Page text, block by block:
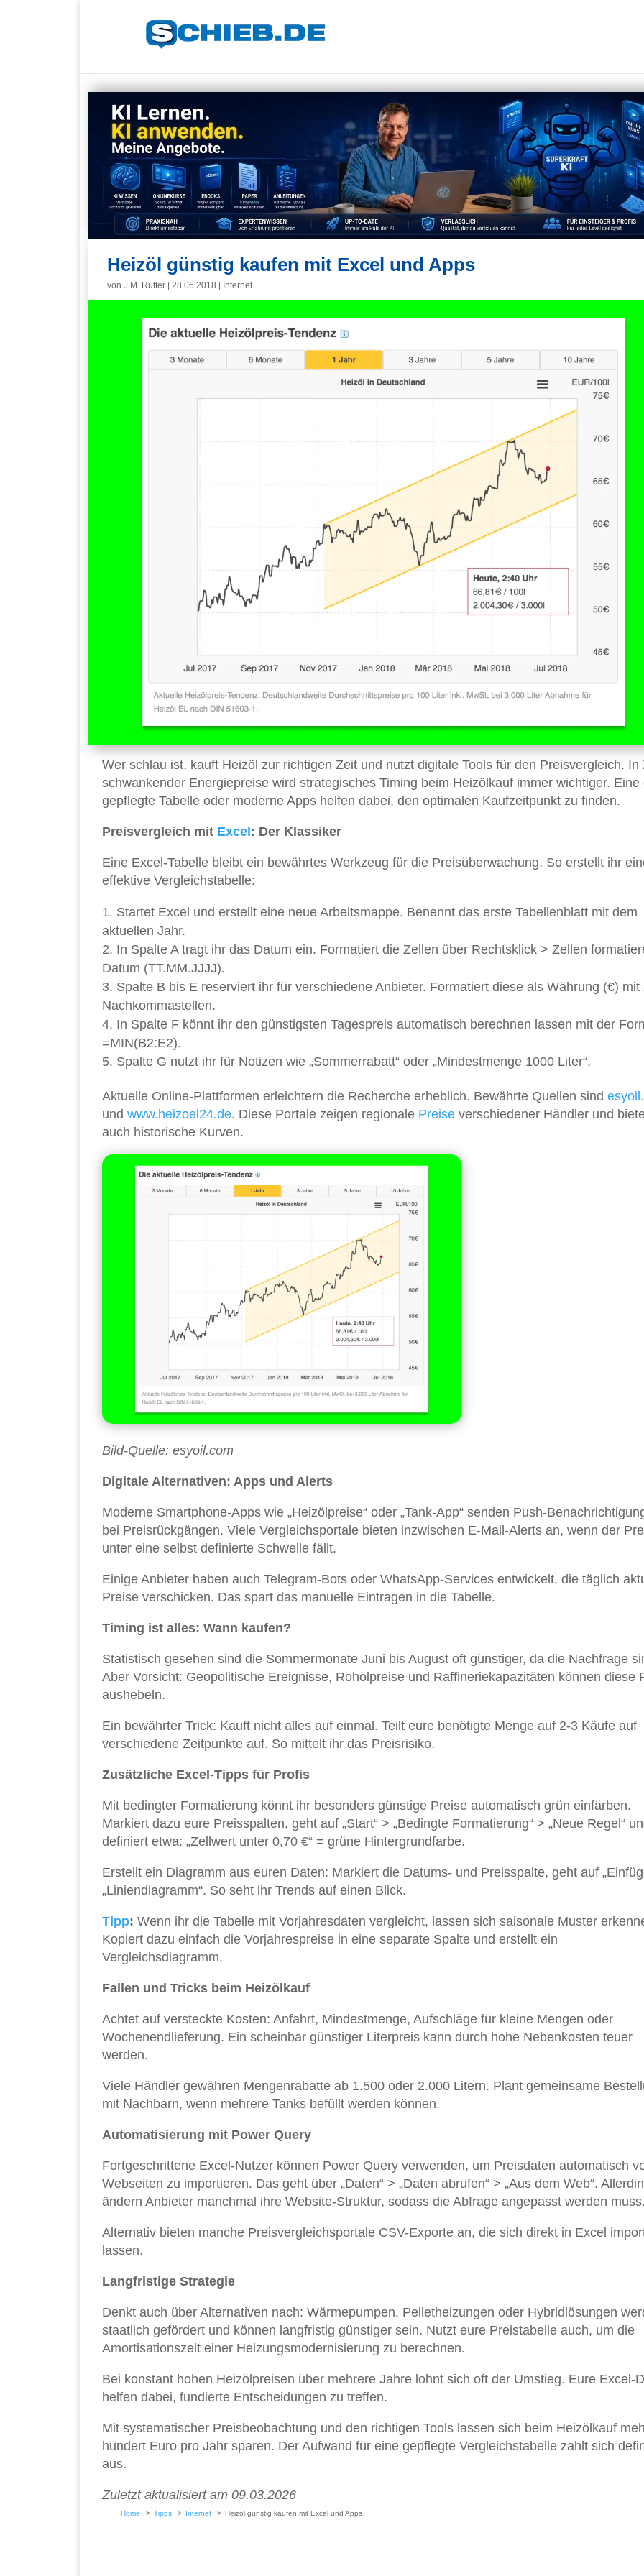
Heizöl günstig kaufen mit Excel und Apps
von J.M. Rütter 28.06.2018 Internet
Wer schlau ist, kauft Heizöl zur richtigen Zeit und nutzt digitale Tools für den Preisvergleich. In
schwankender Energiepreise wird strategisches Timing beim Heizölkauf immer wichtiger. Eine
gepflegte Tabelle oder moderne Apps helfen dabei, den optimalen Kaufzeitpunkt zu finden.
Preisvergleich mit Excel : Der Klassiker
Eine Excel-Tabelle bleibt ein bewährtes Werkzeug für die Preisüberwachung. So erstellt ihr
effektive Vergleichstabelle:
Startet Excel und erstellt eine neue Arbeitsmappe. Benennt das erste Tabellenblatt mit dem
aktuellen Jahr.
In Spalte A tragt ihr das Datum ein. Formatiert die Zellen über Rechtsklick > Zellen
Datum (TT.MM.JJJJ).
Spalte B bis E reserviert ihr für verschiedene Anbieter. Formatiert diese als Währung (€) mit
Nachkommastellen.
In Spalte F könnt ihr den günstigsten Tagespreis automatisch berechnen lassen mit der
=MIN(B2:E2).
Spalte G nutzt ihr für Notizen wie „Sommerrabatt“ oder „Mindestmenge 1000 Liter“.
Aktuelle Online-Plattformen erleichtern die Recherche erheblich. Bewährte Quellen sind
und www.heizoel24.de. Diese Portale zeigen regionale Preise verschiedener Händler und
auch historische Kurven.
Bild-Quelle: esyoil.com
Digitale Alternativen: Apps und Alerts
Moderne Smartphone-Apps wie „Heizölpreise“ oder „Tank-App“ senden Push-
bei Preisrückgängen. Viele Vergleichsportale bieten inzwischen E-Mail-Alerts an, wenn der
unter eine selbst definierte Schwelle fällt.
Einige Anbieter haben auch Telegram-Bots oder WhatsApp-Services entwickelt, die täglich
Preise verschicken. Das spart das manuelle Eintragen in die Tabelle.
Timing ist alles: Wann kaufen?
Statistisch gesehen sind die Sommermonate Juni bis August oft günstiger, da die Nachfrage
Aber Vorsicht: Geopolitische Ereignisse, Rohölpreise und Raffineriekapazitäten können diese
aushebeln.
Ein bewährter Trick: Kauft nicht alles auf einmal. Teilt eure benötigte Menge auf 2-3 Käufe auf
verschiedene Zeitpunkte auf. So mittelt ihr das Preisrisiko.
Zusätzliche Excel-Tipps für Profis
Mit bedingter Formatierung könnt ihr besonders günstige Preise automatisch grün einfärben.
Markiert dazu eure Preisspalten, geht auf „Start“ > „Bedingte Formatierung“ > „Neue Regel“
definiert etwa: „Zellwert unter 0,70 €“ = grüne Hintergrundfarbe.
Erstellt ein Diagramm aus euren Daten: Markiert die Datums- und Preisspalte, geht auf
„Liniendiagramm“. So seht ihr Trends auf einen Blick.
Tipp: Wenn ihr die Tabelle mit Vorjahresdaten vergleicht, lassen sich saisonale Muster
Kopiert dazu einfach die Vorjahrespreise in eine separate Spalte und erstellt ein
Vergleichsdiagramm.
Fallen und Tricks beim Heizölkauf
Achtet auf versteckte Kosten: Anfahrt, Mindestmenge, Aufschläge für kleine Mengen oder
Wochenendlieferung. Ein scheinbar günstiger Literpreis kann durch hohe Nebenkosten teuer
werden.
Viele Händler gewähren Mengenrabatte ab 1.500 oder 2.000 Litern. Plant gemeinsame
mit Nachbarn, wenn mehrere Tanks befüllt werden können.
Automatisierung mit Power Query
Fortgeschrittene Excel-Nutzer können Power Query verwenden, um Preisdaten automatisch
Webseiten zu importieren. Das geht über „Daten“ > „Daten abrufen“ > „Aus dem Web“.
ändern Anbieter manchmal ihre Website-Struktur, sodass die Abfrage angepasst werden muss.
Alternativ bieten manche Preisvergleichsportale CSV-Exporte an, die sich direkt in Excel
lassen.
Langfristige Strategie
Denkt auch über Alternativen nach: Wärmepumpen, Pelletheizungen oder Hybridlösungen
staatlich gefördert und können langfristig günstiger sein. Nutzt eure Preistabelle auch, um die
Amortisationszeit einer Heizungsmodernisierung zu berechnen.
Bei konstant hohen Heizölpreisen über mehrere Jahre lohnt sich oft der Umstieg. Eure Excel-
helfen dabei, fundierte Entscheidungen zu treffen.
Mit systematischer Preisbeobachtung und den richtigen Tools lassen sich beim Heizölkauf
hundert Euro pro Jahr sparen. Der Aufwand für eine gepflegte Vergleichstabelle zahlt sich
aus.
Zuletzt aktualisiert am 09.03.2026
Home Tipps Internet Heizöl günstig kaufen mit Excel und Apps